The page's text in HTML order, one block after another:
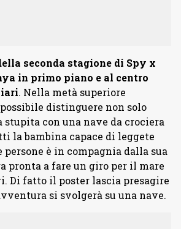
seconda stagione di Spy x
in primo piano e al centro
. Nella metà superiore
distinguere non solo
stupita con una nave da crociera
la bambina capace di leggete
è in compagnia dalla sua
pronta a fare un giro per il mare
Di fatto il poster lascia presagire
si svolgerà su una nave.